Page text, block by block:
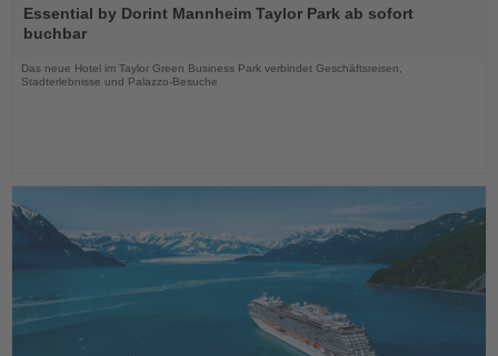
Sie
die
Essential by Dorint Mannheim Taylor Park ab sofort
buchbar
Das neue Hotel im Taylor Green Business Park verbindet Geschäftsreisen,
Stadterlebnisse und Palazzo-Besuche